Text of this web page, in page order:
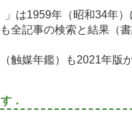
」は1959年（昭和34年
全記事の検索と結果（
触媒年鑑）も2021年
．